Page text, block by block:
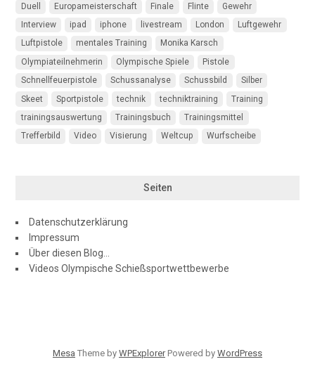
Duell
Europameisterschaft Finale Flinte
Gewehr
Interview
ipad iphone livestream London
Luftgewehr
Luftpistole
mentales Training
Monika Karsch
Olympiateilnehmerin
Olympische Spiele
Pistole
Schnellfeuerpistole
Schussanalyse Schussbild
Silber
Skeet
Sportpistole technik techniktraining
Training
trainingsauswertung
Trainingsbuch
Trainingsmittel
Trefferbild
Video Visierung Weltcup Wurfscheibe
Seiten
Datenschutzerklärung
Impressum
Über diesen Blog…
Videos Olympische Schießsportwettbewerbe
Mesa Theme by WPExplorerPowered by WordPress